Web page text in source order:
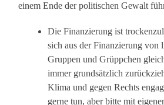
einem Ende der politischen Gewalt
Die Finanzierung ist
sich aus der Finanzierung von
Gruppen und Grüppchen
immer grundsätzlich
Klima und gegen Rechts
gerne tun, aber bitte mit